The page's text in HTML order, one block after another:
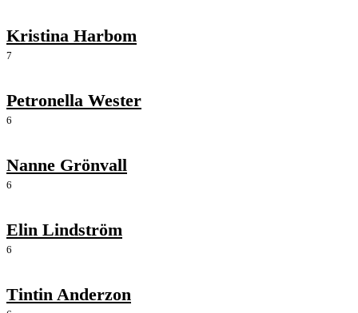
Kristina Harbom
7
Petronella Wester
6
Nanne Grönvall
6
Elin Lindström
6
Tintin Anderzon